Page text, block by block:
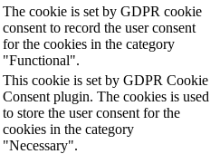
The cookie is set by GDPR cookie
consent to record the user consent
for the cookies in the category
"Functional".
This cookie is set by GDPR Cookie
Consent plugin. The cookies is used
to store the user consent for the
cookies in the category
"Necessary".